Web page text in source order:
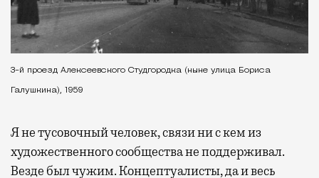
3-й проезд Алексеевского Студгородка (ныне улица Бориса
Галушкина), 1959
Я не тусовочный человек, связи ни с кем из
художественного сообщества не поддерживал.
Везде был чужим. Концептуалисты, да и весь